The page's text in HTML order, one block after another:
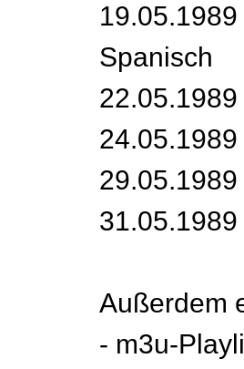
Spanisch
Außerdem
- m3u-